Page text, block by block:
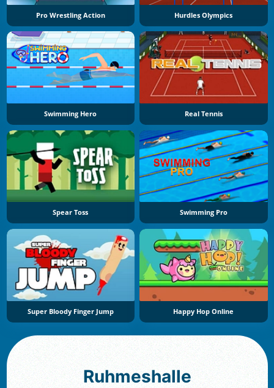
Pro Wrestling Action Hurdles Olympics
Swimming Hero Real Tennis
Spear Toss Swimming Pro
Super Bloody Finger Jump Happy Hop Online
Ruhmeshalle